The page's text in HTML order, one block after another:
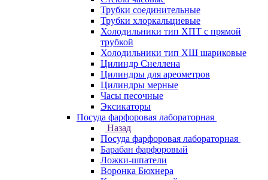
Трубки соединительные
Трубки хлоркальциевые
Холодильники тип ХПТ с прямой
трубкой
Холодильники тип ХШ шариковые
Цилиндр Снеллена
Цилиндры для ареометров
Цилиндры мерные
Часы песочные
Эксикаторы
Посуда фарфоровая лабораторная
Назад
Посуда фарфоровая лабораторная
Барабан фарфоровый
Ложки-шпатели
Воронка Бюхнера